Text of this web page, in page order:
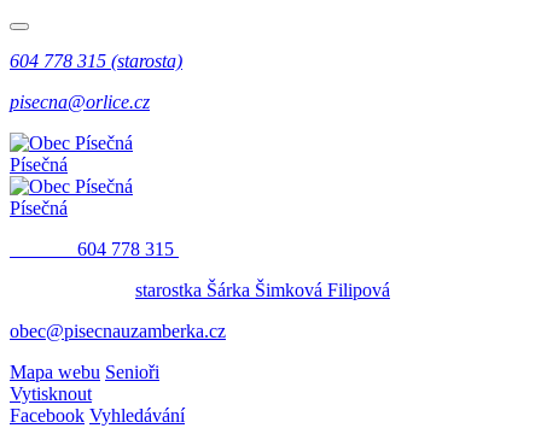
604 778 315 (starosta)
pisecna@orlice.cz
Písečná
Písečná
604 778 315
starostka Šárka Šimková Filipová
obec@pisecnauzamberka.cz
Mapa webu Senioři
Vytisknout
Facebook Vyhledávání